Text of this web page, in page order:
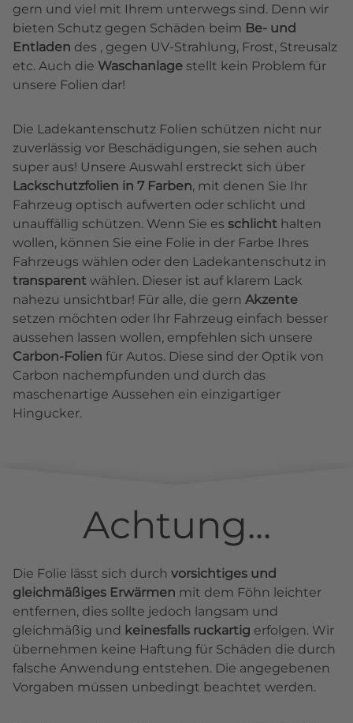
gern und viel mit Ihrem unterwegs sind. Denn wir
bieten Schutz gegen Schäden beim Be- und
Entladen des , gegen UV-Strahlung, Frost, Streusalz
etc. Auch die Waschanlage stellt kein Problem für
unsere Folien dar!
Die Ladekantenschutz Folien schützen nicht nur
zuverlässig vor Beschädigungen, sie sehen auch
super aus! Unsere Auswahl erstreckt sich über
Lackschutzfolien in 7 Farben, mit denen Sie Ihr
Fahrzeug optisch aufwerten oder schlicht und
unauffällig schützen. Wenn Sie es schlicht halten
wollen, können Sie eine Folie in der Farbe Ihres
Fahrzeugs wählen oder den Ladekantenschutz in
transparent wählen. Dieser ist auf klarem Lack
nahezu unsichtbar! Für alle, die gern Akzente
setzen möchten oder Ihr Fahrzeug einfach besser
aussehen lassen wollen, empfehlen sich unsere
Carbon-Folien für Autos. Diese sind der Optik von
Carbon nachempfunden und durch das
maschenartige Aussehen ein einzigartiger
Hingucker.
Achtung...
Die Folie lässt sich durch vorsichtiges und
gleichmäßiges Erwärmen mit dem Föhn leichter
entfernen, dies sollte jedoch langsam und
gleichmäßig und keinesfalls ruckartig erfolgen. Wir
übernehmen keine Haftung für Schäden die durch
falsche Anwendung entstehen. Die angegebenen
Vorgaben müssen unbedingt beachtet werden.